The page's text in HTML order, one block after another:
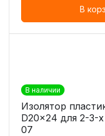
В
В наличии
Изолятор
D20x24 для 2-3-
07